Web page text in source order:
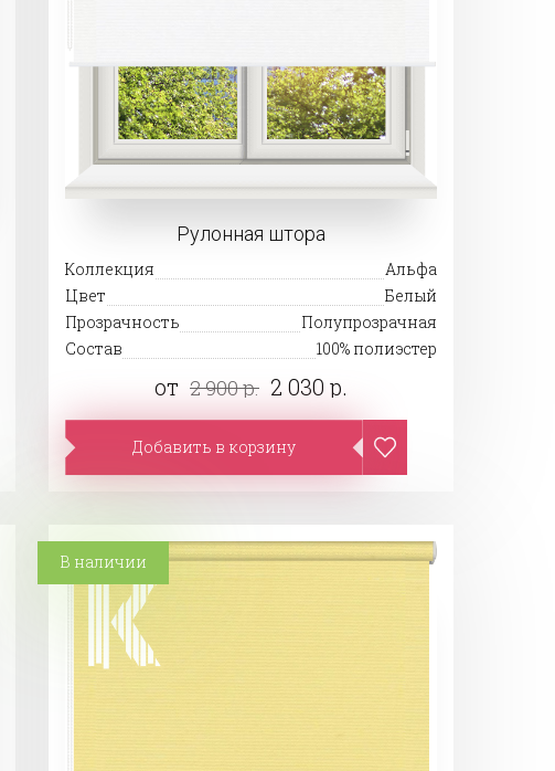
Рулонная штора
Коллекция
Альфа
Цвет
Белый
Прозрачность
Полупрозрачная
Состав
100% полиэстер
от 2 900 р. 2 030 р.
Добавить в корзину
В наличии